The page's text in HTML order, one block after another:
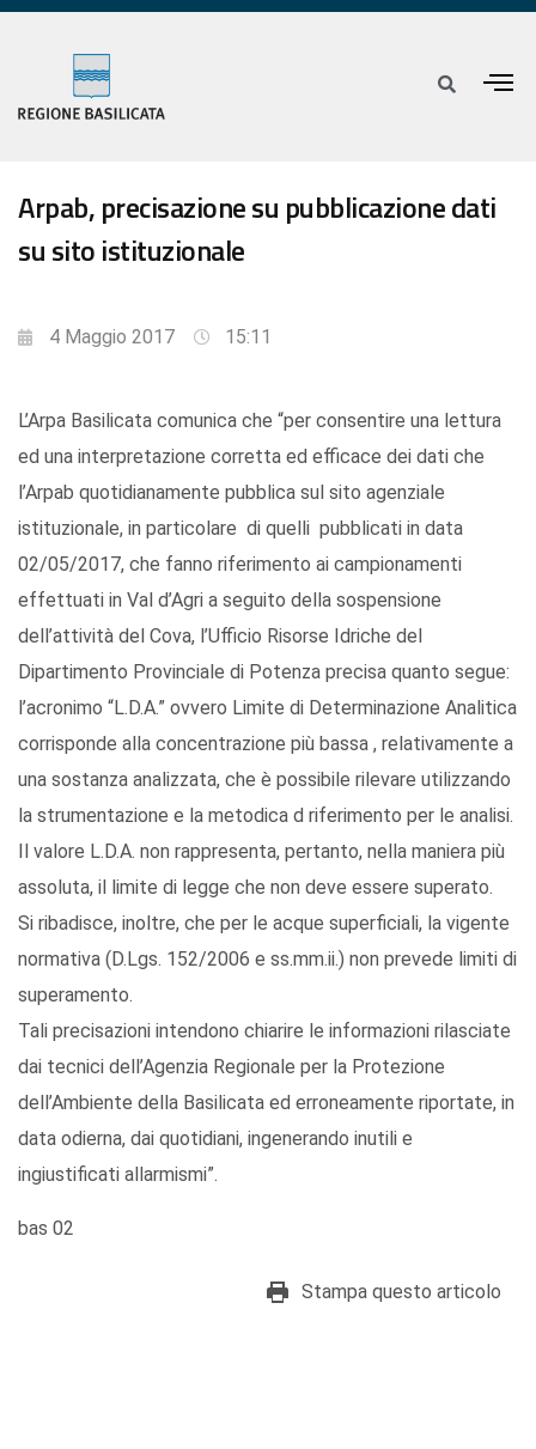
Arpab, precisazione su pubblicazione dati
su sito istituzionale
4 Maggio 2017 15:11
L’Arpa Basilicata comunica che “per consentire una lettura
ed una interpretazione corretta ed efficace dei dati che
l’Arpab quotidianamente pubblica sul sito agenziale
istituzionale, in particolare di quelli pubblicati in data
02/05/2017, che fanno riferimento ai campionamenti
effettuati in Val d’Agri a seguito della sospensione
dell’attività del Cova, l’Ufficio Risorse Idriche del
Dipartimento Provinciale di Potenza precisa quanto segue:
l’acronimo “L.D.A.” ovvero Limite di Determinazione Analitica
corrisponde alla concentrazione più bassa , relativamente a
una sostanza analizzata, che è possibile rilevare utilizzando
la strumentazione e la metodica d riferimento per le analisi.
Il valore L.D.A. non rappresenta, pertanto, nella maniera più
assoluta, il limite di legge che non deve essere superato.
Si ribadisce, inoltre, che per le acque superficiali, la vigente
normativa (D.Lgs. 152/2006 e ss.mm.ii.) non prevede limiti di
superamento.
Tali precisazioni intendono chiarire le informazioni rilasciate
dai tecnici dell’Agenzia Regionale per la Protezione
dell’Ambiente della Basilicata ed erroneamente riportate, in
data odierna, dai quotidiani, ingenerando inutili e
ingiustificati allarmismi”.
bas 02
Stampa questo articolo